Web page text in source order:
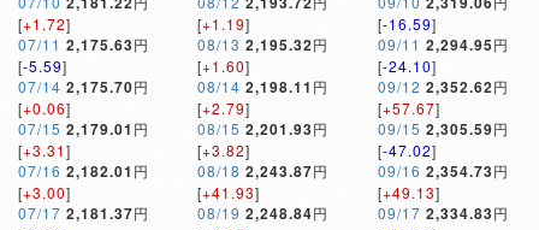
[+1.72]
07/11 2,175.63円
[-5.59]
07/14 2,175.70円
[+0.06]
07/15 2,179.01 円
[+3.31]
07/16 2,182.01 円
[+3.00]
07/17 2,181.37円
[+1.19]
08/13 2,195.32円
[+1.60]
08/14 2,198.11 円
[+2.79]
08/15 2,201.93円
[+3.82]
08/18 2,243.87円
[+41.93]
08/19 2,248.84円
[-16.59]
09/11 2,294.95円
[-24.10]
09/12 2,352.62円
[+57.67]
09/15 2,305.59円
[-47.02]
09/16 2,354.73円
[+49.13]
09/17 2,334.83円